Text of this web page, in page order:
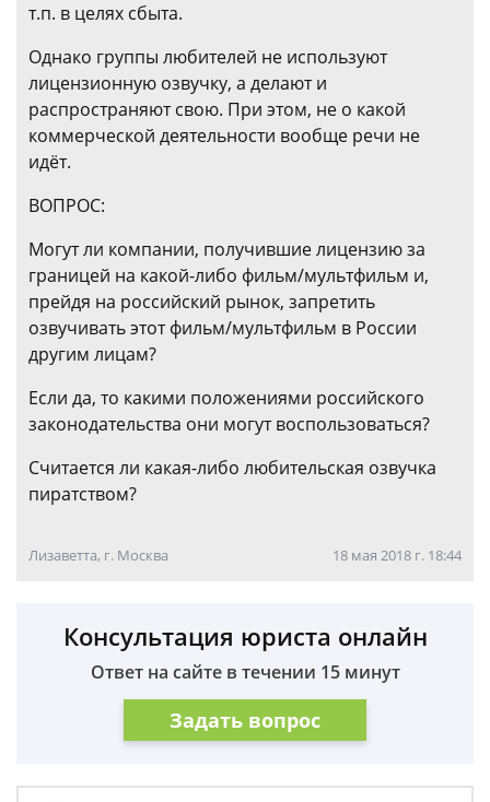
т.п. в целях сбыта.
Однако группы любителей не используют
лицензионную озвучку, а делают и
распространяют свою. При этом, не о какой
коммерческой деятельности вообще речи не
идёт.
ВОПРОС:
Могут ли компании, получившие лицензию за
границей на какой-либо фильм/мультфильм и,
прейдя на российский рынок, запретить
озвучивать этот фильм/мультфильм в России
другим лицам?
Если да, то какими положениями российского
законодательства они могут воспользоваться?
Считается ли какая-либо любительская озвучка
пиратством?
Лизаветта, г. Москва 18 мая 2018 г. 18:44
Консультация юриста онлайн
Ответ на сайте в течении 15 минут
Задать вопрос